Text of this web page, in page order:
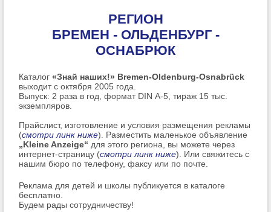
РЕГИОН
БРЕМЕН - ОЛЬДЕНБУРГ -
ОСНАБРЮК
Каталог«Знай наших!» Bremen-Oldenburg-Osnabrück
выходит с октября 2005 года.
Выпуск: 2 раза в год, формат DIN А-5, тираж 15 тыс.
экземпляров.
Прайслист, изготовление и условия размещения рекламы
(смотри линк ниже). Разместить маленькое объявление
„Kleine Anzeige“ для этого региона, вы можете через
интернет-страницу (смотри линк ниже). Или свяжитесь с
нашим бюро по телефону, факсу или по почте.
Реклама для детей и школы публикуется в каталоге
бесплатно.
Будем рады сотрудничеству!